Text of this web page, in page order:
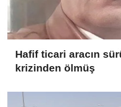
Hafif ticari aracın
krizinden ölmüş